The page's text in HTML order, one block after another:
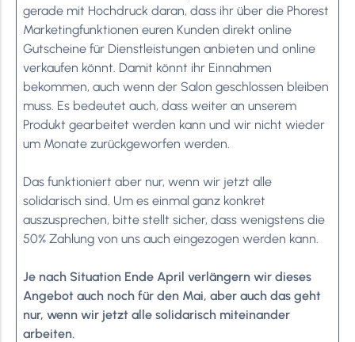
gerade mit Hochdruck daran, dass ihr über die Phorest
Marketingfunktionen euren Kunden direkt online
Gutscheine für Dienstleistungen anbieten und online
verkaufen könnt. Damit könnt ihr Einnahmen
bekommen, auch wenn der Salon geschlossen bleiben
muss. Es bedeutet auch, dass weiter an unserem
Produkt gearbeitet werden kann und wir nicht wieder
um Monate zurückgeworfen werden.
Das funktioniert aber nur, wenn wir jetzt alle
solidarisch sind. Um es einmal ganz konkret
auszusprechen, bitte stellt sicher, dass wenigstens die
50% Zahlung von uns auch eingezogen werden kann.
Je nach Situation Ende April verlängern wir dieses
Angebot auch noch für den Mai, aber auch das geht
nur, wenn wir jetzt alle solidarisch miteinander
arbeiten.